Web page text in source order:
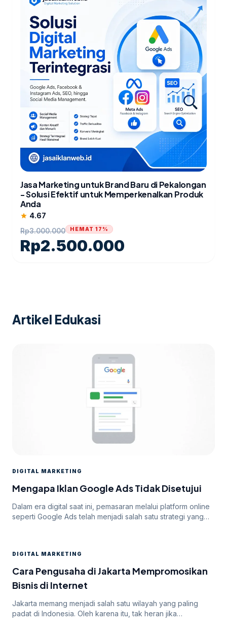
Jasa Marketing untuk Brand Baru di Pekalongan
- Solusi Efektif untuk Memperkenalkan Produk
Anda
star 4.67
Rp3.000.000
Rp2.500.000
HEMAT 17%
Artikel Edukasi
DIGITAL MARKETING
Mengapa Iklan Google Ads Tidak Disetujui
Dalam era digital saat ini, pemasaran melalui platform online
seperti Google Ads telah menjadi salah satu strategi yang
menghadapi tantangan dalam mendapatkan persetujuan
iklan mereka. Dalam artikel ini, kita akan membahas
mengapa […]
DIGITAL MARKETING
Cara Pengusaha di Jakarta Mempromosikan
Bisnis di Internet
Jakarta memang menjadi salah satu wilayah yang paling
padat di Indonesia. Oleh karena itu, tak heran jika